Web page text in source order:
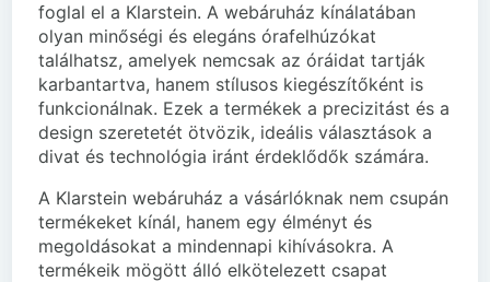
foglal el a Klarstein. A webáruház kínálatában
olyan minőségi és elegáns órafelhúzókat
találhatsz, amelyek nemcsak az óráidat tartják
karbantartva, hanem stílusos kiegészítőként is
funkcionálnak. Ezek a termékek a precizitást és a
design szeretetét ötvözik, ideális választások a
divat és technológia iránt érdeklődők számára.
A Klarstein webáruház a vásárlóknak nem csupán
termékeket kínál, hanem egy élményt és
megoldásokat a mindennapi kihívásokra. A
termékeik mögött álló elkötelezett csapat